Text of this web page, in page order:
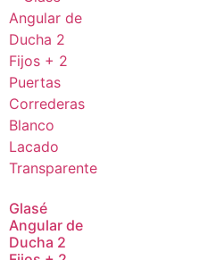
Glasé
Angular de
Ducha 2